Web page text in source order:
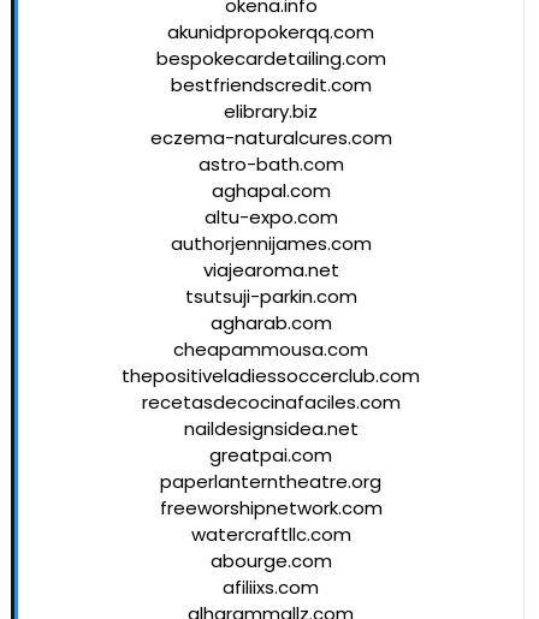
okena.info
akunidpropokerqq.com
bespokecardetailing.com
bestfriendscredit.com
elibrary.biz
eczema-naturalcures.com
astro-bath.com
aghapal.com
altu-expo.com
authorjennijames.com
viajearoma.net
tsutsuji-parkin.com
agharab.com
cheapammousa.com
thepositiveladiessoccerclub.com
recetasdecocinafaciles.com
naildesignsidea.net
greatpai.com
paperlanterntheatre.org
freeworshipnetwork.com
watercraftllc.com
abourge.com
afiliixs.com
alharammallz.com